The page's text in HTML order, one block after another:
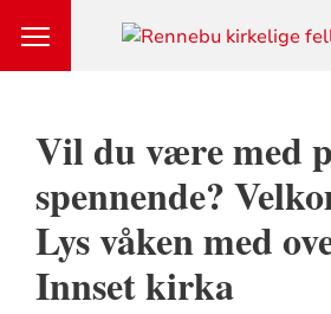
Vil du være med
spennende?
Lys våken med
Innset kirka